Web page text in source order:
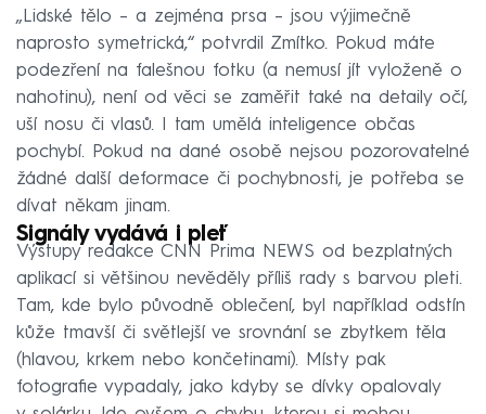
„Lidské tělo – a zejména prsa – jsou výjimečně
naprosto symetrická,“ potvrdil Zmítko. Pokud máte
podezření na falešnou fotku (a nemusí jít vyloženě o
nahotinu), není od věci se zaměřit také na detaily očí,
uší nosu či vlasů. I tam umělá inteligence občas
pochybí. Pokud na dané osobě nejsou pozorovatelné
žádné další deformace či pochybnosti, je potřeba se
dívat někam jinam.
Signály vydává i pleť
Výstupy redakce CNN Prima NEWS od bezplatných
aplikací si většinou nevěděly příliš rady s barvou pleti.
Tam, kde bylo původně oblečení, byl například odstín
kůže tmavší či světlejší ve srovnání se zbytkem těla
(hlavou, krkem nebo končetinami). Místy pak
fotografie vypadaly, jako kdyby se dívky opalovaly